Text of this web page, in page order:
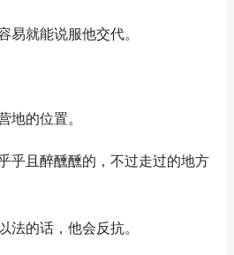
易就能说服他交代。
地的位置。
乎且醉醺醺的，不过走过的地方
法的话，他会反抗。